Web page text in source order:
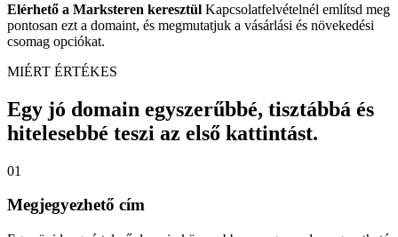
Elérhető a Marksteren keresztül Kapcsolatfelvételnél említsd meg
pontosan ezt a domaint, és megmutatjuk a vásárlási és növekedési
csomag opciókat.
MIÉRT ÉRTÉKES
Egy jó domain egyszerűbbé, tisztábbá és
hitelesebbé teszi az első kattintást.
01
Megjegyezhető cím